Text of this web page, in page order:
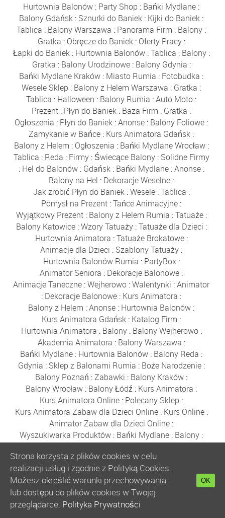
Hurtownia Balonów : Party Shop : Bańki Mydlane :
Balony Gdańsk : Sznurki do Baniek : Kijki do Baniek :
Tablica : Balony Warszawa : Panorama Firm : Balony :
Gratka : Obręcze do Baniek: Oferty Pracy:
Łapki do Baniek: Hurtownia Balonów:Tablica : Balony:
Gratka : Balony Urodzinowe: Balony Gdynia :
Bańki Mydlane Kraków : Miasto Rumia : Fotobudka :
Wesele Sklep : Balony z Helem Warszawa : Gratka :
Tablica : Halloween : Balony Rumia :Auto Moto :
Prezent : Płyn do Baniek : Baza Firm : Gratka :
Ogłoszenia : Płyn do Baniek :Anonse : Balony Foliowe :
Zamykanie w Bańce : Kurs Animatora Gdańsk :
Balony z Helem : Ogłoszenia : Bańki Mydlane Wrocław:
Tablica : Reda : Firmy: Świecące Balony: Solidne Firmy
: Hel do Balonów: Gdańsk: Bańki Mydlane:Anonse:
Balony na Hel : Dekoracje Weselne :
Jak zrobić Płyn do Baniek:Wesele:Tablica :
Pomysł na Prezent :Tańce Animacyjne :
Wyjątkowy Prezent: Balony z Helem Rumia :Tatuaże:
Balony Katowice:Wzory Tatuaży:Tatuaże dla Dzieci :
Hurtownia Animatora :Tatuaże Brokatowe:
Animacje dla Dzieci : Szablony Tatuaży :
Hurtownia Balonów Rumia : PartyBox:
Animator Seniora : Dekoracje Balonowe :
Animacje Taneczne :Wejherowo :Walentynki :Animator
: Dekoracje Balonowe : Kurs Animatora :
Balony z Helem :Anonse : Hurtownia Balonów :
Kurs Animatora Gdańsk : Katalog Firm :
Hurtownia Animatora : Balony: Balony Wejherowo:
Akademia Animatora : Balony Warszawa :
Bańki Mydlane : Hurtownia Balonów : Balony Reda :
Gdynia : Sklep z Balonami Rumia : Boże Narodzenie:
Balony Poznań :Zabawki : Balony Kraków :
Balony Wrocław : Balony Łódź : Kurs Animatora :
Kurs Animatora Online : Polecany Sklep :
Kurs Animatora Zabaw dla Dzieci Online: Kurs Online:
Animator Zabaw dla Dzieci Online :
Wyszukiwarka Produktów : Bańki Mydlane : Balony :
Sklep dla Animatora:Prezenty: Balony Foliowe
Ogłoszenia:Darmowe Ogłoszenia:Balony Urodzinowe
:Bańki Mydlane:Artykuły Party:Ogłoszenia Warszawa
:Strefa Animatora :Płyn do Baniek:Party Shop
Animator Czasu Wolnego:Ogłoszenia
Strona korzysta z plików cookies w celu
realizacji usług i zgodnie z Polityką Cookies.
Możesz określić warunki przechowywania
lub dostępu do plików cookies w Twojej
przeglądarce. Polityka Prywatności
OK